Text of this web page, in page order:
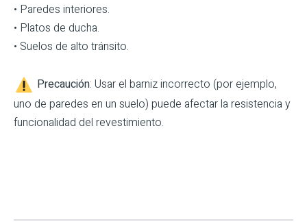
• Paredes interiores.
• Platos de ducha.
• Suelos de alto tránsito.
Precaución: Usar el barniz incorrecto (por ejemplo,
uno de paredes en un suelo) puede afectar la resistencia y
funcionalidad del revestimiento.